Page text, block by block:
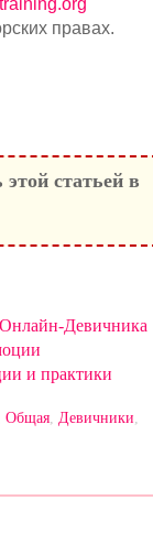
правах.
статьей в
Девичника
и практики
Общая Девичники